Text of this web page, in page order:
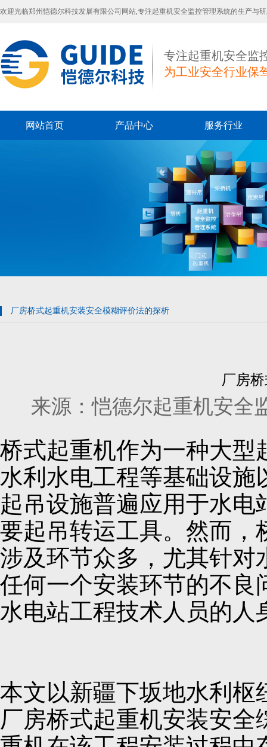
欢迎光临郑州恺德尔科技发展有限公司网站,专注起重机安全监控管理系统的生产与
专注起重机安全监
为工业安全行业保
网站首页 产品中心 服务行业
厂房桥式起重机安装安全模糊评价法的探析
厂房
来源：恺德尔起重机安全
桥式起重机作为一种大型
水利水电工程等基础设施
起吊设施普遍应用于水
要起吊转运工具。然而，
涉及环节众多，尤其针对
任何一个安装环节的不良
水电站工程技术人员的人
本文以新疆下坂地水利枢
厂房桥式起重机安装安